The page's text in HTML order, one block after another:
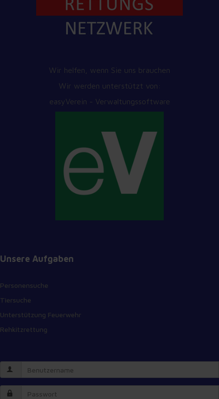
Wir helfen, wenn Sie uns brauchen
Wir werden unterstützt von:
easyVerein - Verwaltungssoftware
Unsere Aufgaben
Personensuche
Tiersuche
Unterstützung Feuerwehr
Rehkitzrettung